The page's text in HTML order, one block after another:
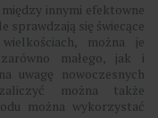
innymi efektowne
sprawdzają się świecące
można je
małego, jak i
uwagę nowoczesnych
można także
można wykorzystać